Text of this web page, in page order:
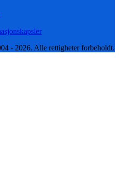
- 2026. Alle rettigheter forbeholdt.